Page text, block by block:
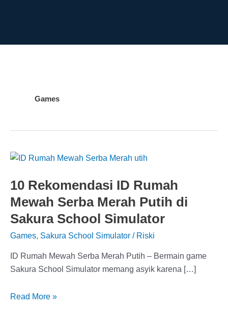
Games
10 Rekomendasi ID Rumah
Mewah Serba Merah Putih di
Sakura School Simulator
Games, Sakura School Simulator / Riski
ID Rumah Mewah Serba Merah Putih – Bermain game
Sakura School Simulator memang asyik karena […]
10
Read More »